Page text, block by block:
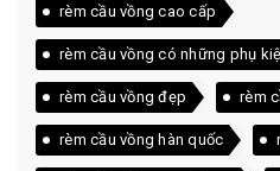
rèm cầu vồng cao cấp
rèm cầu vồng có những phụ
rèm cầu vồng đẹp rèm
rèm cầu vồng hàn quốc